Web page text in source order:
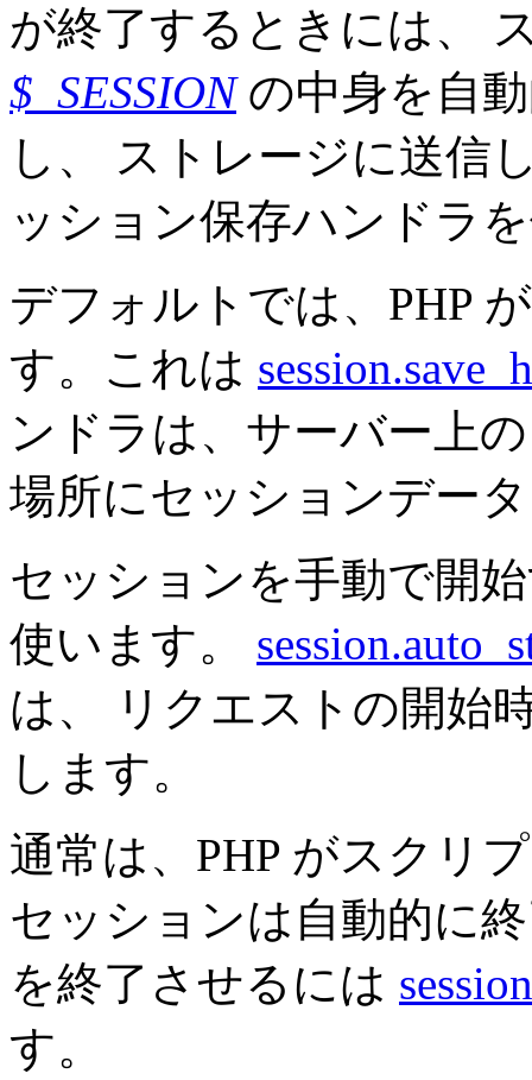
が終了するときには、
$_SESSIONの中身を自
し、 ストレージに送信
ッション保存ハンドラ
デフォルトでは、PHP
す。これは
ンドラは、サーバー上
場所にセッションデー
セッションを手動で開
使います。
は、 リクエストの開始
します。
通常は、PHP がスクリ
セッションは自動的に
を終了させるには
す。